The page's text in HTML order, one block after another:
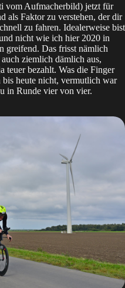
vom Aufmacherbild) jetzt für
als Faktor zu verstehen, der dir
zu fahren. Idealerweise bist
nicht wie ich hier 2020 in
greifend. Das frisst nämlich
ziemlich dämlich aus,
teuer bezahlt. Was die Finger
bis heute nicht, vermutlich war
in Runde vier von vier.